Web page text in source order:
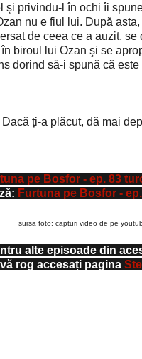
şi privindu-l în ochi îi
nu e fiul lui. După
de ceea ce a auzit, se
biroul lui Ozan şi se
dorind să-i spună că este
Dacă ți-a plăcut, dă mai
pe Bosfor - ep. 83
Furtuna pe Bosfor -
sursa foto: capturi video de pe
alte episoade din
vă rog accesați pagina